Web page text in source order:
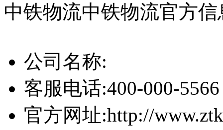
中铁物流中铁物流官方信
公司名称:
客服电话:400-000-5566
官方网址:http://